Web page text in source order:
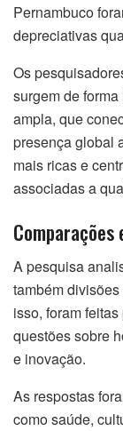
Pernambuco
depreciativas
Os
surgem de
ampla, que
presença global
mais ricas e
associadas a
Comparações
A pesquisa
também
isso, foram
questões sobre
e inovação.
As respostas
como saúde,